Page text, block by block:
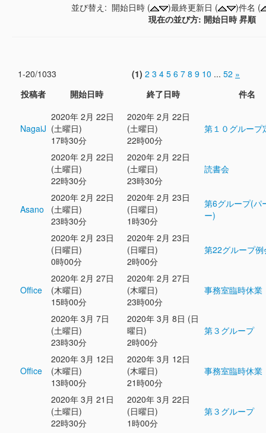
並び替え: 開始日時 ( )最終更新日 (
)件名 (
現在の並び方: 開始日時 昇順
1-20/1033 (1) 2 3 4 5 6 7 8 9 10 ... 52 »
投稿者
開始日時 終了日時 件名
NagaiJ
2020年 2月 22日
(土曜日)
17時30分
2020年 2月 22日
(土曜日)
22時00分
第１０グループ
2020年 2月 22日
(土曜日)
22時30分
2020年 2月 22日
(土曜日)
23時30分
読書会
Asano
2020年 2月 22日
(土曜日)
23時30分
2020年 2月 23日
(日曜日)
1時30分
第6グループ(パ
ー)
2020年 2月 23日
(日曜日)
0時00分
2020年 2月 23日
(日曜日)
2時00分
第22グループ例
Office
2020年 2月 27日
(木曜日)
15時00分
2020年 2月 27日
(木曜日)
23時00分
事務室臨時休業
2020年 3月 7日
(土曜日)
23時30分
2020年 3月 8日 (日
曜日)
2時00分
第３グループ
Office
2020年 3月 12日
(木曜日)
13時00分
2020年 3月 12日
(木曜日)
21時00分
事務室臨時休業
2020年 3月 21日
(土曜日)
22時30分
2020年 3月 22日
(日曜日)
1時00分
第３グループ